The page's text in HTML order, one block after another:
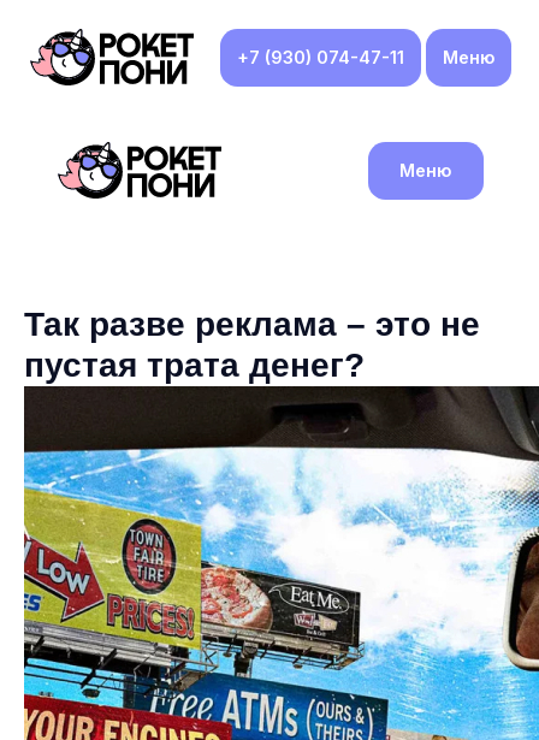
+7 (930) 074-47-11 Меню
Меню
Так разве реклама – это не
пустая трата денег?